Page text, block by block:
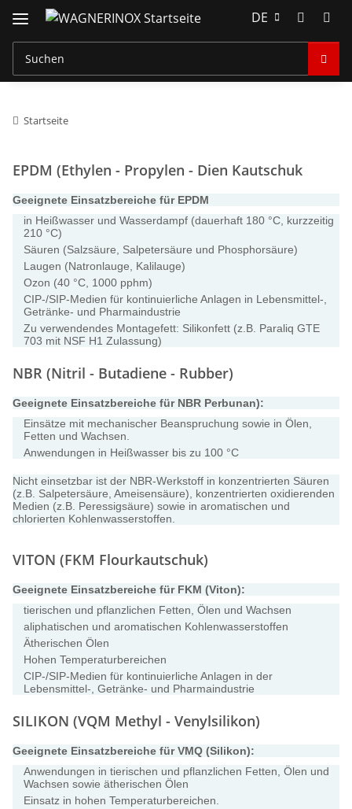
DE
Startseite
EPDM (Ethylen - Propylen - Dien Kautschuk
Geeignete Einsatzbereiche für EPDM
in Heißwasser und Wasserdampf (dauerhaft 180 °C, kurzzeitig
210 °C)
Säuren (Salzsäure, Salpetersäure und Phosphorsäure)
Laugen (Natronlauge, Kalilauge)
Ozon (40 °C, 1000 pphm)
CIP-/SIP-Medien für kontinuierliche Anlagen in Lebensmittel-,
Getränke- und Pharmaindustrie
Zu verwendendes Montagefett: Silikonfett (z.B. Paraliq GTE
703 mit NSF H1 Zulassung)
NBR (Nitril - Butadiene - Rubber)
Geeignete Einsatzbereiche für NBR Perbunan):
Einsätze mit mechanischer Beanspruchung sowie in Ölen,
Fetten und Wachsen.
Anwendungen in Heißwasser bis zu 100 °C
Nicht einsetzbar ist der NBR-Werkstoff in konzentrierten Säuren
(z.B. Salpetersäure, Ameisensäure), konzentrierten oxidierenden
Medien (z.B. Peressigsäure) sowie in aromatischen und
chlorierten Kohlenwasserstoffen.
VITON (FKM Flourkautschuk)
Geeignete Einsatzbereiche für FKM (Viton):
tierischen und pflanzlichen Fetten, Ölen und Wachsen
aliphatischen und aromatischen Kohlenwasserstoffen
Ätherischen Ölen
Hohen Temperaturbereichen
CIP-/SIP-Medien für kontinuierliche Anlagen in der
Lebensmittel-, Getränke- und Pharmaindustrie
SILIKON (VQM Methyl - Venylsilikon)
Geeignete Einsatzbereiche für VMQ (Silikon):
Anwendungen in tierischen und pflanzlichen Fetten, Ölen und
Wachsen sowie ätherischen Ölen
Einsatz in hohen Temperaturbereichen.